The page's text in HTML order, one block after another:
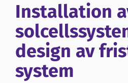
Installation
design av
system